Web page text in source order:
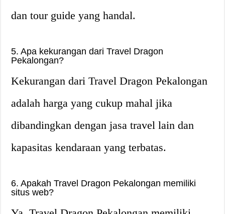
dan tour guide yang handal.
5. Apa kekurangan dari Travel Dragon
Pekalongan?
Kekurangan dari Travel Dragon Pekalongan
adalah harga yang cukup mahal jika
dibandingkan dengan jasa travel lain dan
kapasitas kendaraan yang terbatas.
6. Apakah Travel Dragon Pekalongan memiliki
situs web?